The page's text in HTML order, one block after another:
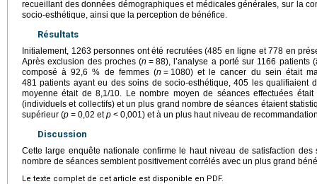
recueillant des données démographiques et médicales générales, sur la
socio-esthétique, ainsi que la perception de bénéfice.
Résultats
Initialement, 1263 personnes ont été recrutées (485 en ligne et 778 en
Après exclusion des proches (n = 88), l’analyse a porté sur 1166 patients
composé à 92,6 % de femmes (n = 1080) et le cancer du sein était
481 patients ayant eu des soins de socio-esthétique, 405 les qualifiaient
moyenne était de 8,1/10. Le nombre moyen de séances effectuées
(individuels et collectifs) et un plus grand nombre de séances étaient
supérieur (p = 0,02 etp < 0,001) et à un plus haut niveau de
Discussion
Cette large enquête nationale confirme le haut niveau de satisfaction
nombre de séances semblent positivement corrélés avec un plus grand
Le texte complet de cet article est disponible en PDF.